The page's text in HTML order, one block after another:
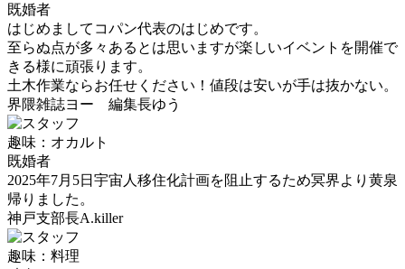
既婚者
はじめましてコパン代表のはじめです。
至らぬ点が多々あるとは思いますが楽しいイベントを開催で
きる様に頑張ります。
土木作業ならお任せください！値段は安いが手は抜かない。
界隈雑誌ヨー 編集長ゆう
趣味：オカルト
既婚者
2025年7月5日宇宙人移住化計画を阻止するため冥界より黄泉
帰りました。
神戸支部長A.killer
趣味：料理